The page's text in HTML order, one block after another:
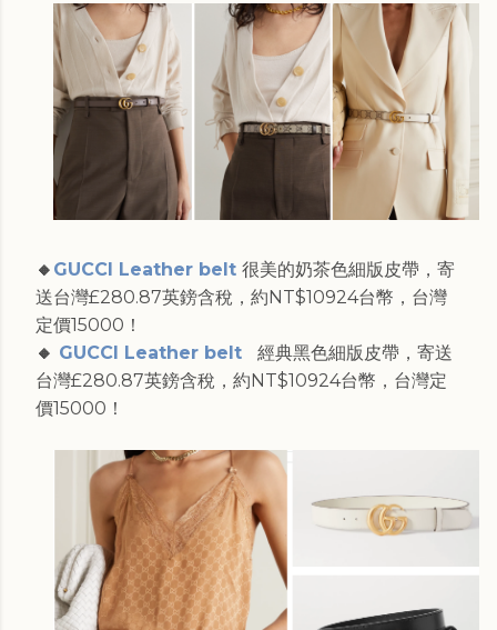
🔸 GUCCI Leather belt 很美的奶茶色細版皮帶，寄
送台灣£280.87英鎊含稅，約NT$10924台幣，台灣
定價15000！
🔸 GUCCI Leather belt
經典黑色細版皮帶，寄送
台灣£280.87英鎊含稅，約NT$10924台幣，台灣定
價15000！